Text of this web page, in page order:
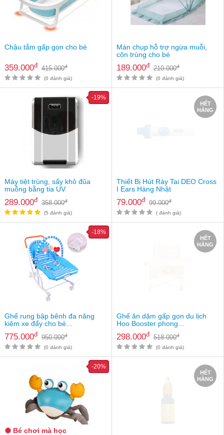
Chậu tắm gấp gọn cho bé
359.000đ 415.000đ
(0 đánh giá)
Màn chụp hỗ trợ ngừa muỗi,
côn trùng cho bé
189.000đ 210.000đ
(0 đánh giá)
Máy tiệt trùng, sấy khô đũa
muỗng bằng tia UV
289.000đ 358.000đ
-19%
(5 đánh giá)
Thiết Bị Hút Ráy Tai DEO Cross
I Ears Hàng Nhật
79.000đ 99.000đ
( đánh giá)
HẾT
HÀNG
Ghế rung bập bênh đa năng
kiêm xe đẩy cho bé...
775.000đ 950.000đ
-18%
(0 đánh giá)
Ghế ăn dặm gấp gọn du lịch
Hoo Booster phong...
298.000đ 518.000đ
(0 đánh giá)
HẾT
HÀNG
-20%
Bé chơi mà học
HẾT
HÀNG